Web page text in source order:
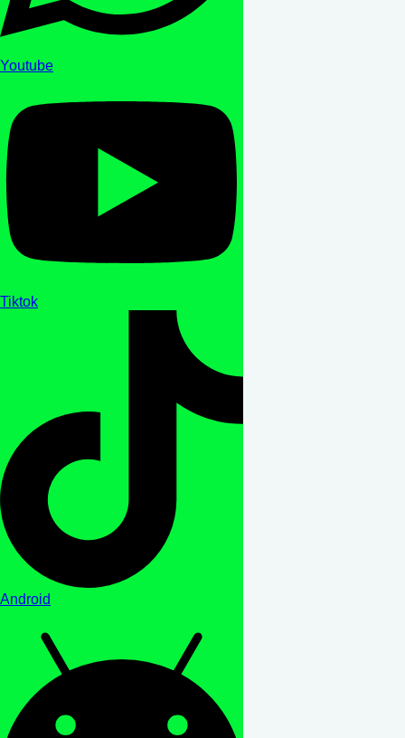
Youtube
Tiktok
Android